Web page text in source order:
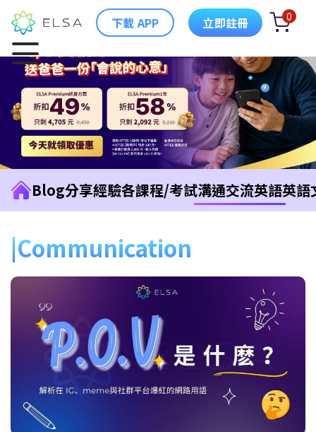
下載 APP 立即註冊 0
Blog分享經驗各課程/考試溝通交流英語英語
Communication